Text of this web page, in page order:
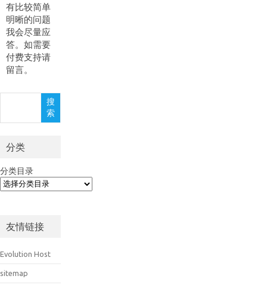
有比较简单
明晰的问题
我会尽量应
答。如需要
付费支持请
留言。
搜
索
分类
分类目录
友情链接
Evolution Host
sitemap